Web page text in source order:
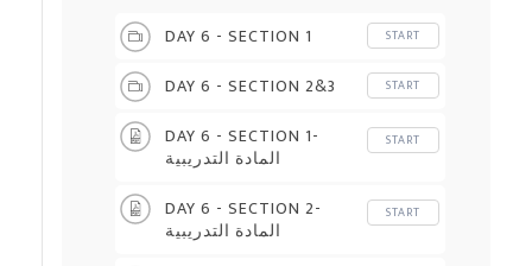
DAY 6 - SECTION 1 START
DAY 6 - SECTION 2&3 START
DAY 6 - SECTION 1-
المادة التدريبية
START
DAY 6 - SECTION 2-
المادة التدريبية
START